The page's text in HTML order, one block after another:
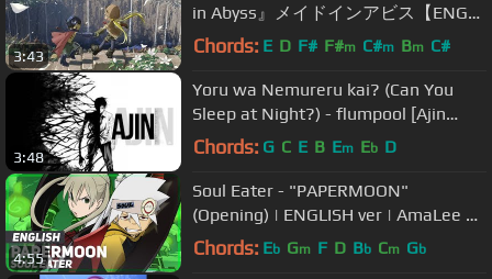
3:43
in Abyss』メイドインアビス【ENG
Sub】
Chords: E D F# F#m C#m Bm C#
3:48
Yoru wa Nemureru kai? (Can You
Sleep at Night?) - flumpool [Ajin
Opening]
Chords: G C E B Em Eb D
4:55
Soul Eater - "PAPERMOON"
(Opening) | ENGLISH ver | AmaLee &
dj-Jo
Chords: Eb Gm F D Bb Cm Gb